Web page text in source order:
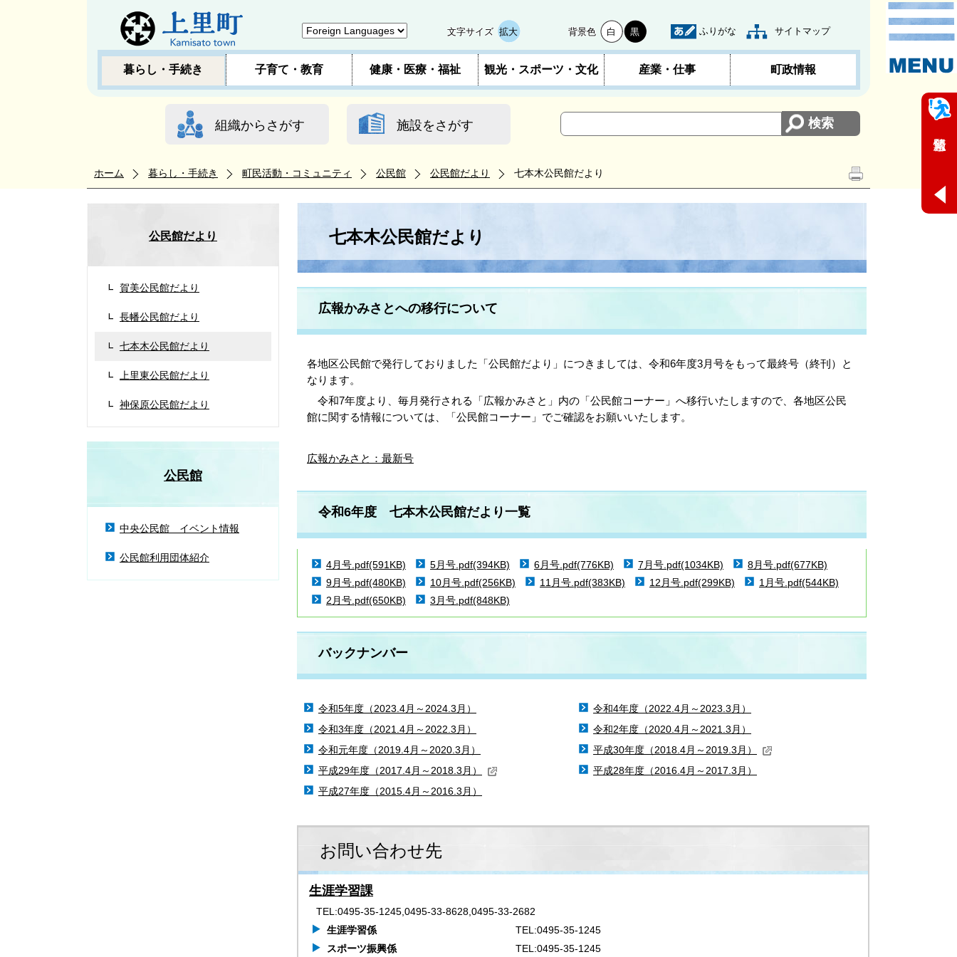
文字サイズ 拡大 背景色 白 黒 ふりがな サイトマップ
暮らし・手続き 子育て・教育 健康・医療・福祉 観光・スポーツ・文化 産業・仕事 町政情報
組織からさがす 施設をさがす
ホーム 暮らし・手続き 町民活動・コミュニティ 公民館 公民館だより 七本木公民館だより
公民館だより
賀美公民館だより
長幡公民館だより
七本木公民館だより
上里東公民館だより
神保原公民館だより
公民館
中央公民館 イベント情報
公民館利用団体紹介
七本木公民館だより
広報かみさとへの移行について
各地区公民館で発行しておりました「公民館だより」につきましては、令和6年度3月号をもって最終号（終刊）と
なります。
令和7年度より、毎月発行される「広報かみさと」内の「公民館コーナー」へ移行いたしますので、各地区公民
館に関する情報については、「公民館コーナー」でご確認をお願いいたします。
広報かみさと：最新号
令和6年度 七本木公民館だより一覧
4月号.pdf(591KB) 5月号.pdf(394KB) 6月号.pdf(776KB) 7月号.pdf(1034KB)
8月号.pdf(677KB)
9月号.pdf(480KB)
10月号.pdf(256KB) 11月号.pdf(383KB) 12月号.pdf(299KB)
1月号.pdf(544KB)
2月号.pdf(650KB)
3月号.pdf(848KB)
バックナンバー
令和5年度（2023.4月～2024.3月）
令和4年度（2022.4月～2023.3月）
令和3年度（2021.4月～2022.3月）
令和2年度（2020.4月～2021.3月）
令和元年度（2019.4月～2020.3月）
平成30年度（2018.4月～2019.3月）
平成29年度（2017.4月～2018.3月）
平成28年度（2016.4月～2017.3月）
平成27年度（2015.4月～2016.3月）
お問い合わせ先
生涯学習課
TEL:0495-35-1245,0495-33-8628,0495-33-2682
生涯学習係
TEL:0495-35-1245
スポーツ振興係
TEL:0495-35-1245